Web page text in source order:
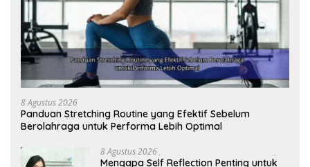
8 Agustus 2026
Panduan Stretching Routine yang Efektif Sebelum
Berolahraga untuk Performa Lebih Optimal
8 Agustus 2026
Mengapa Self Reflection Penting untuk